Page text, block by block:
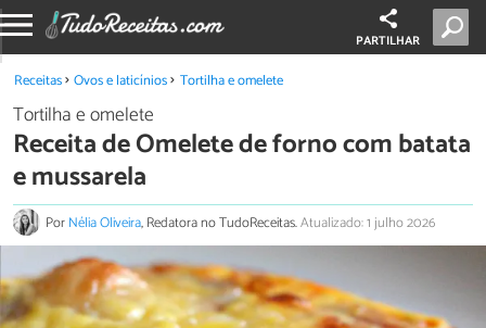
PARTILHAR
Receitas Ovos e laticínios Tortilha e omelete
Tortilha e omelete
Receita de Omelete de forno com batata
e mussarela
PorNélia Oliveira, Redatora no TudoReceitas.Atualizado: 1 julho 2026